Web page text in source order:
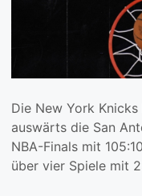
Die New York
auswärts die San
NBA-Finals mit
über vier Spiele mit